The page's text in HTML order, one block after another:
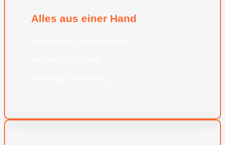
Alles aus einer Hand